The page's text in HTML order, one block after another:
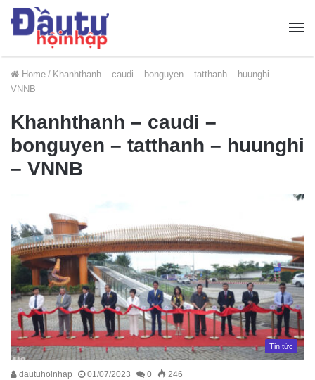
Home / Khanhthanh – caudi – bonguyen – tatthanh – huunghi –
VNNB
Khanhthanh – caudi –
bonguyen – tatthanh – huunghi
– VNNB
Tin tức
dautuhoinhap 01/07/2023 0 246